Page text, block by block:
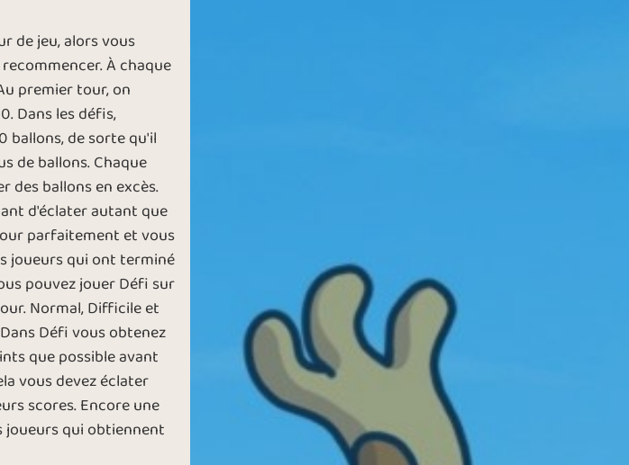
Red Delight
Plenty of
Tokens
New Year
Balloon
The Balloon
de jeu, alors vous
À chaque
premier tour, on
Dans les défis,
ballons, de sorte qu'il
de ballons. Chaque
des ballons en excès.
d'éclater autant que
parfaitement et vous
joueurs qui ont terminé
pouvez jouer Défi sur
Normal, Difficile et
Défi vous obtenez
que possible avant
vous devez éclater
scores. Encore une
joueurs qui obtiennent